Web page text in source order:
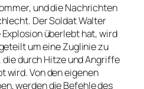
und die Nachrichten
Der Soldat Walter
überlebt hat, wird
um eine Zuglinie zu
die durch Hitze und Angriffe
wird. Von den eigenen
werden die Befehle des